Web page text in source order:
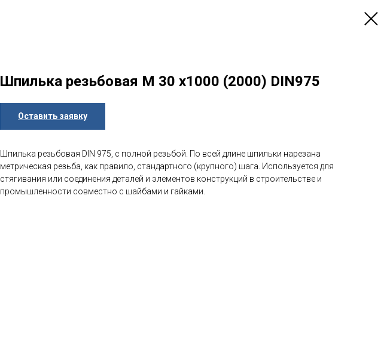
Шпилька резьбовая М 30 х1000 (2000) DIN975
Оставить заявку
Шпилька резьбовая DIN 975, с полной резьбой. По всей длине шпильки нарезана
метрическая резьба, как правило, стандартного (крупного) шага. Используется для
стягивания или соединения деталей и элементов конструкций в строительстве и
промышленности совместно с шайбами и гайками.